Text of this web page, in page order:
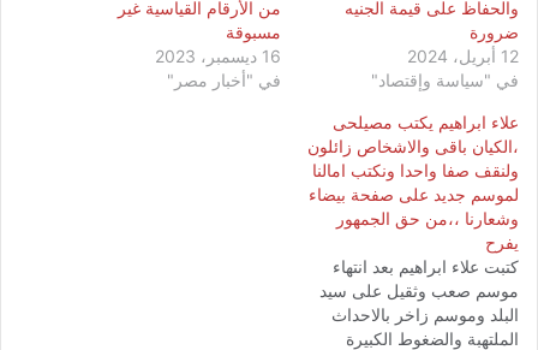
والحفاظ على قيمة الجنيه
ضرورة
12 أبريل، 2024
في "سياسة وإقتصاد"
من الأرقام القياسية غير
مسبوقة
16 ديسمبر، 2023
في "أخبار مصر"
علاء ابراهيم يكتب مصيلحى
،الكيان باقى والاشخاص زائلون
ولنقف صفا واحدا ونكتب امالنا
لموسم جديد على صفحة بيضاء
وشعارنا ،،من حق الجمهور
يفرح
كتبت علاء ابراهيم بعد انتهاء
موسم صعب وثقيل على سيد
البلد وموسم زاخر بالاحداث
الملتهبة والضغوط الكبيرة